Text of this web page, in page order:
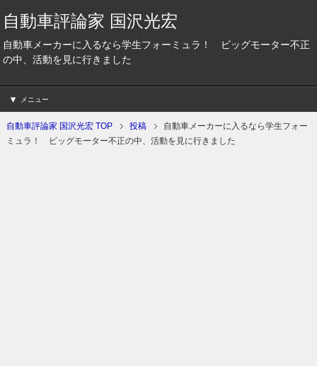
自動車評論家 国沢光宏
自動車メーカーに入るなら学生フォーミュラ！ ビッグモーター不正
の中、活動を見に行きました
メニュー
自動車評論家 国沢光宏 TOP 投稿
自動車メーカーに入るなら学生フォー
ミュラ！ ビッグモーター不正の中、活動を見に行きました